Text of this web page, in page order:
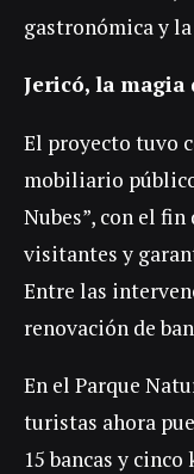
gastronómica y
Jericó, la
El proyecto tuvo
mobiliario
Nubes”, con el
visitantes y
Entre las
renovación de
En el Parque
turistas ahora
15 bancas y